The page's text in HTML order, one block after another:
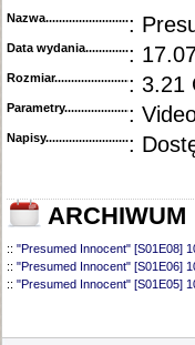
Nazwa.............................................
:
Data :
: 3.21
Parametry.........................................
:
Napisy............................................
:
ARCHIWUM
:: "Presumed Innocent" [S01E08]
:: "Presumed Innocent" [S01E06]
:: "Presumed Innocent" [S01E05]
::"Presumed Innocent" [S01E01-